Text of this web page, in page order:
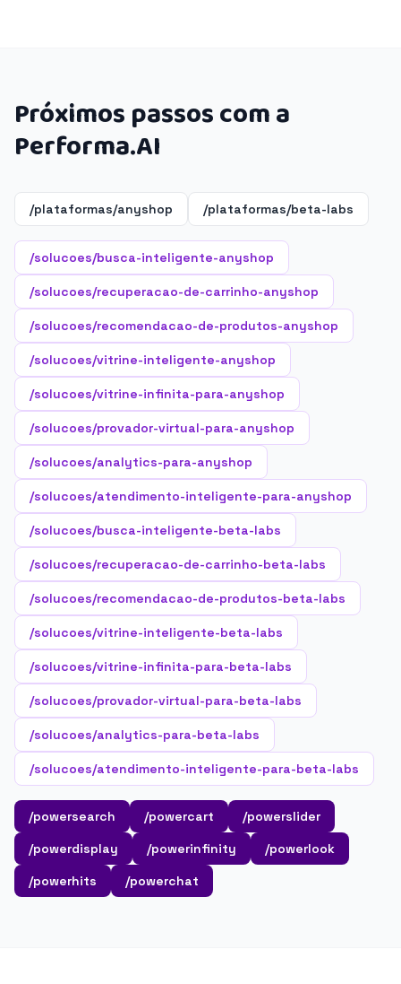
Próximos passos com a
Performa.AI
/plataformas/anyshop /plataformas/beta-labs
/solucoes/busca-inteligente-anyshop
/solucoes/recuperacao-de-carrinho-anyshop
/solucoes/recomendacao-de-produtos-anyshop
/solucoes/vitrine-inteligente-anyshop
/solucoes/vitrine-infinita-para-anyshop
/solucoes/provador-virtual-para-anyshop
/solucoes/analytics-para-anyshop
/solucoes/atendimento-inteligente-para-anyshop
/solucoes/busca-inteligente-beta-labs
/solucoes/recuperacao-de-carrinho-beta-labs
/solucoes/recomendacao-de-produtos-beta-labs
/solucoes/vitrine-inteligente-beta-labs
/solucoes/vitrine-infinita-para-beta-labs
/solucoes/provador-virtual-para-beta-labs
/solucoes/analytics-para-beta-labs
/solucoes/atendimento-inteligente-para-beta-labs
/powersearch /powercart
/powerslider
/powerdisplay
/powerinfinity
/powerlook
/powerhits
/powerchat